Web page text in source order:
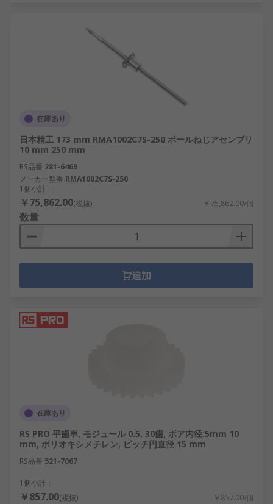
在庫あり
日本精工 173 mm RMA1002C7S-250 ボールねじアセンブリ
10 mm 250 mm
RS品番 281-6469
メーカー型番 RMA1002C7S-250
1個小計：
￥75,862.00(税抜) ￥75,862.00/個
数量
追加
在庫あり
RS PRO 平歯車, モジュール 0.5, 30歯, ボア内径:5mm 10
mm, ポリオキシメチレン, ピッチ円直径 15 mm
RS品番 521-7067
1個小計：
￥857.00(税抜) ￥857.00/個